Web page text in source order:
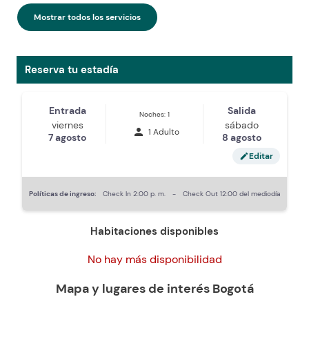
Mostrar todos los servicios
Reserva tu estadía
Entrada
viernes
7 agosto
Noches: 1
person 1 Adulto
Salida
sábado
8 agosto
editEditar
Políticas de ingreso: Check In 2:00 p. m. - Check Out 12:00 del mediodía
Habitaciones disponibles
No hay más disponibilidad
Mapa y lugares de interés Bogotá